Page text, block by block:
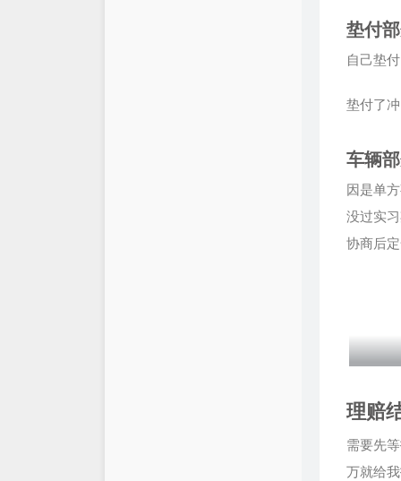
垫付
自己垫
垫付了
车辆
因是单
没过实
协商后
理赔
需要先
万就给